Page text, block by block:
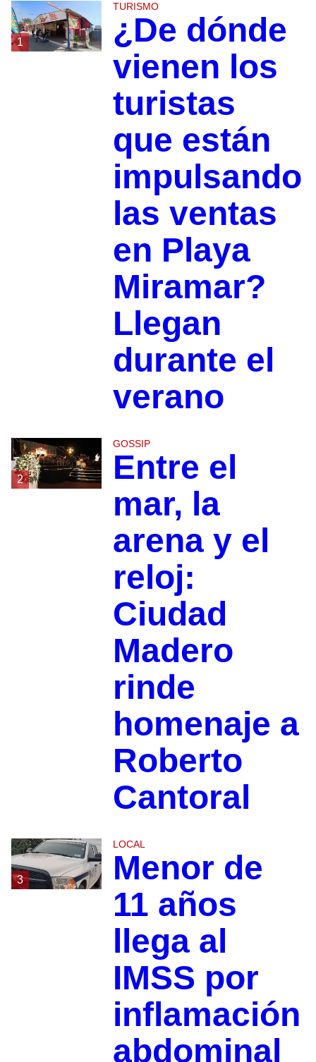
1
TURISMO
¿De dónde
vienen los
turistas
que están
impulsando
las ventas
en Playa
Miramar?
Llegan
durante el
verano
2
GOSSIP
Entre el
mar, la
arena y el
reloj:
Ciudad
Madero
rinde
homenaje a
Roberto
Cantoral
3
LOCAL
Menor de
11 años
llega al
IMSS por
inflamación
abdominal